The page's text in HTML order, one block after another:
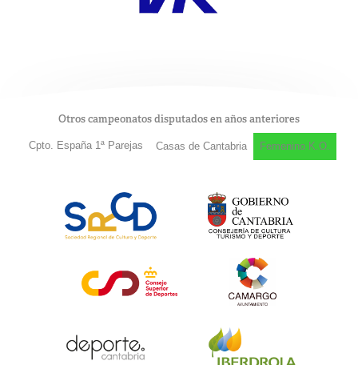
Otros campeonatos disputados en años anteriores
Cpto. España 1ª Parejas Casas de Cantabria Femenino K.O.